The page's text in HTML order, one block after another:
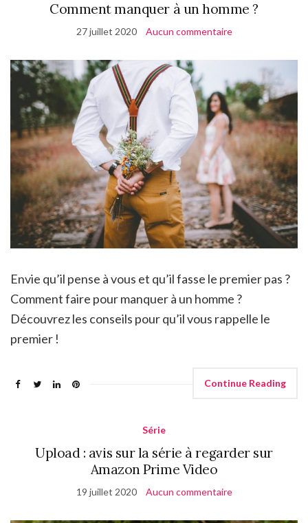
Comment manquer à un homme ?
27 juillet 2020 Aucun commentaire
Envie qu’il pense à vous et qu’il fasse le premier pas ?
Comment faire pour manquer à un homme ?
Découvrez les conseils pour qu’il vous rappelle le
premier !
Continue Reading
Série
Upload : avis sur la série à regarder sur
Amazon Prime Video
19 juillet 2020 Aucun commentaire